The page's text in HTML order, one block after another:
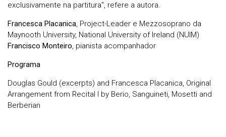
exclusivamente na partitura", refere a autora.
Francesca Placanica, Project-Leader e Mezzosoprano da
Maynooth University, National University of Ireland (NUIM)
Francisco Monteiro, pianista acompanhador
Programa
Douglas Gould (excerpts) and Francesca Placanica, Original
Arrangement from Recital I by Berio, Sanguineti, Mosetti and
Berberian